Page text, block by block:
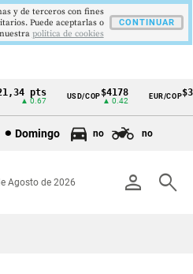
pts
▲ 0.67
USD/COP$4178
▲ 0.42
EUR/COP
Domingo no no
person search
Agosto de 2026
y de terceros con fines
Puede aceptarlas o
politica de cookies
CONTINUAR